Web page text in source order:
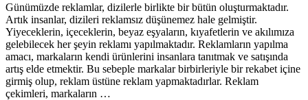
Günümüzde reklamlar, dizilerle birlikte bir bütün oluşturmaktadır.
Artık insanlar, dizileri reklamsız düşünemez hale gelmiştir.
Yiyeceklerin, içeceklerin, beyaz eşyaların, kıyafetlerin ve akılımıza
gelebilecek her şeyin reklamı yapılmaktadır. Reklamların yapılma
amacı, markaların kendi ürünlerini insanlara tanıtmak ve satışında
artış elde etmektir. Bu sebeple markalar birbirleriyle bir rekabet içine
girmiş olup, reklam üstüne reklam yapmaktadırlar. Reklam
çekimleri, markaların …